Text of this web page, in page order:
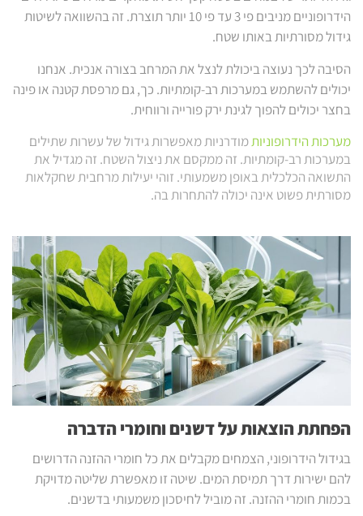
הידרופוניים מניבים פי 3 עד פי 10 יותר תוצרת. זה בהשוואה לשיטות
גידול מסורתיות באותו שטח.
הסיבה לכך נעוצה ביכולת לנצל את המרחב בצורה אנכית. אנחנו
יכולים להשתמש במערכות רב-קומתיות. כך, גם מרפסת קטנה או פינה
בחצר יכולים להפוך לגינת ירק פורייה ורווחית.
מערכות הידרופוניותמודרניות מאפשרות גידול של עשרות שתילים
במערכות רב-קומתיות. זה ממקסם את ניצול השטח. זה מגדיל את
התשואה הכלכלית באופן משמעותי. זוהי יעילות מרחבית שחקלאות
מסורתית פשוט אינה יכולה להתחרות בה.
הפחתת הוצאות על דשנים וחומרי הדברה
בגידול הידרופוני, הצמחים מקבלים את כל חומרי ההזנה הדרושים
להם ישירות דרך תמיסת המים. שיטה זו מאפשרת שליטה מדויקת
בכמות חומרי ההזנה. זה מוביל לחיסכון משמעותי בדשנים.